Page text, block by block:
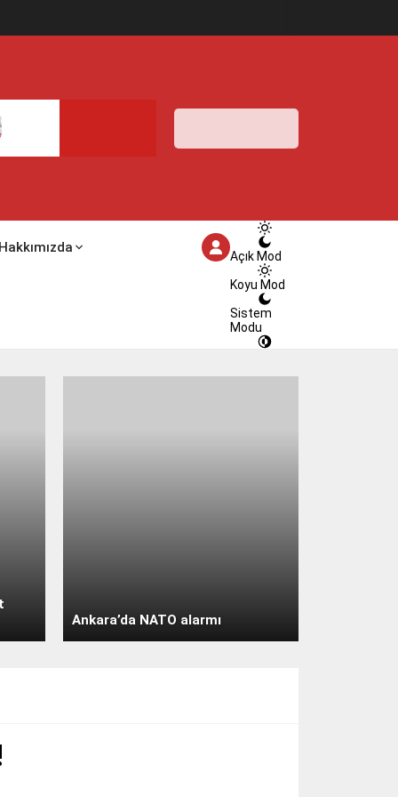
İstanbulİlçe
2026
açık
HİSSEDİLEN
%100
açık
Pazartesi
Hakkımızda
Açık Mod
Koyu Mod
Sistem
Modu
Ankara’da NATO alarmı